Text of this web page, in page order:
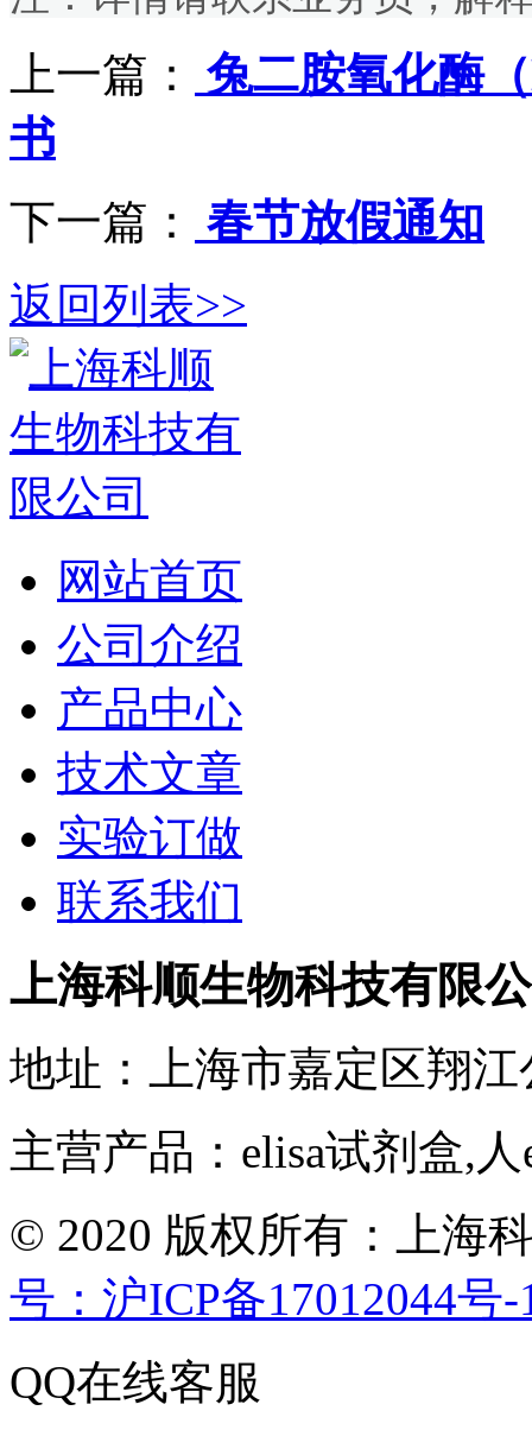
上一篇：
兔二胺氧化酶
书
下一篇：
春节放假通知
返回列表>>
网站首页
公司介绍
产品中心
技术文章
实验订做
联系我们
上海科顺生物科技有限
地址：上海市嘉定区翔江
主营产品：elisa试剂盒,
© 2020 版权所有：上海
号：沪ICP备17012044号-
QQ在线客服